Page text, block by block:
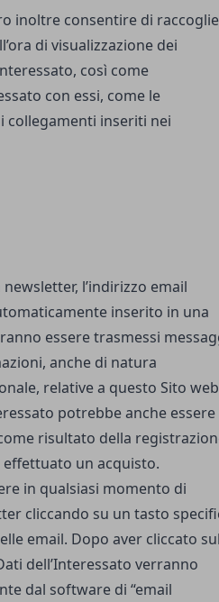
inoltre consentire di
di visualizzazione dei
così come
con essi, come le
collegamenti inseriti nei
l’indirizzo email
inserito in una
essere trasmessi
anche di natura
relative a questo Sito
potrebbe anche essere
risultato della
un acquisto.
in qualsiasi momento di
cliccando su un tasto
email. Dopo aver cliccato
dell’Interessato verranno
dal software di “email